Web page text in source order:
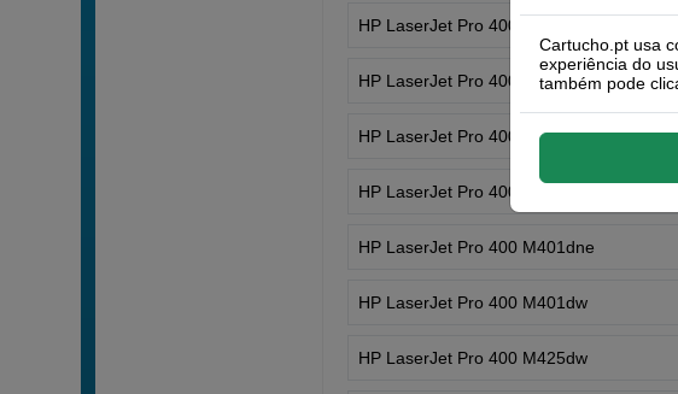
HP LaserJet Pro 400 M401a
HP LaserJet Pro 400 M401d
HP LaserJet Pro 400 M401dn
HP LaserJet Pro 400 M425dn
HP LaserJet Pro 400 M401dne
HP LaserJet Pro 400 M401dw
HP LaserJet Pro 400 M425dw
Cartucho.pt usa
experiência do
também pode